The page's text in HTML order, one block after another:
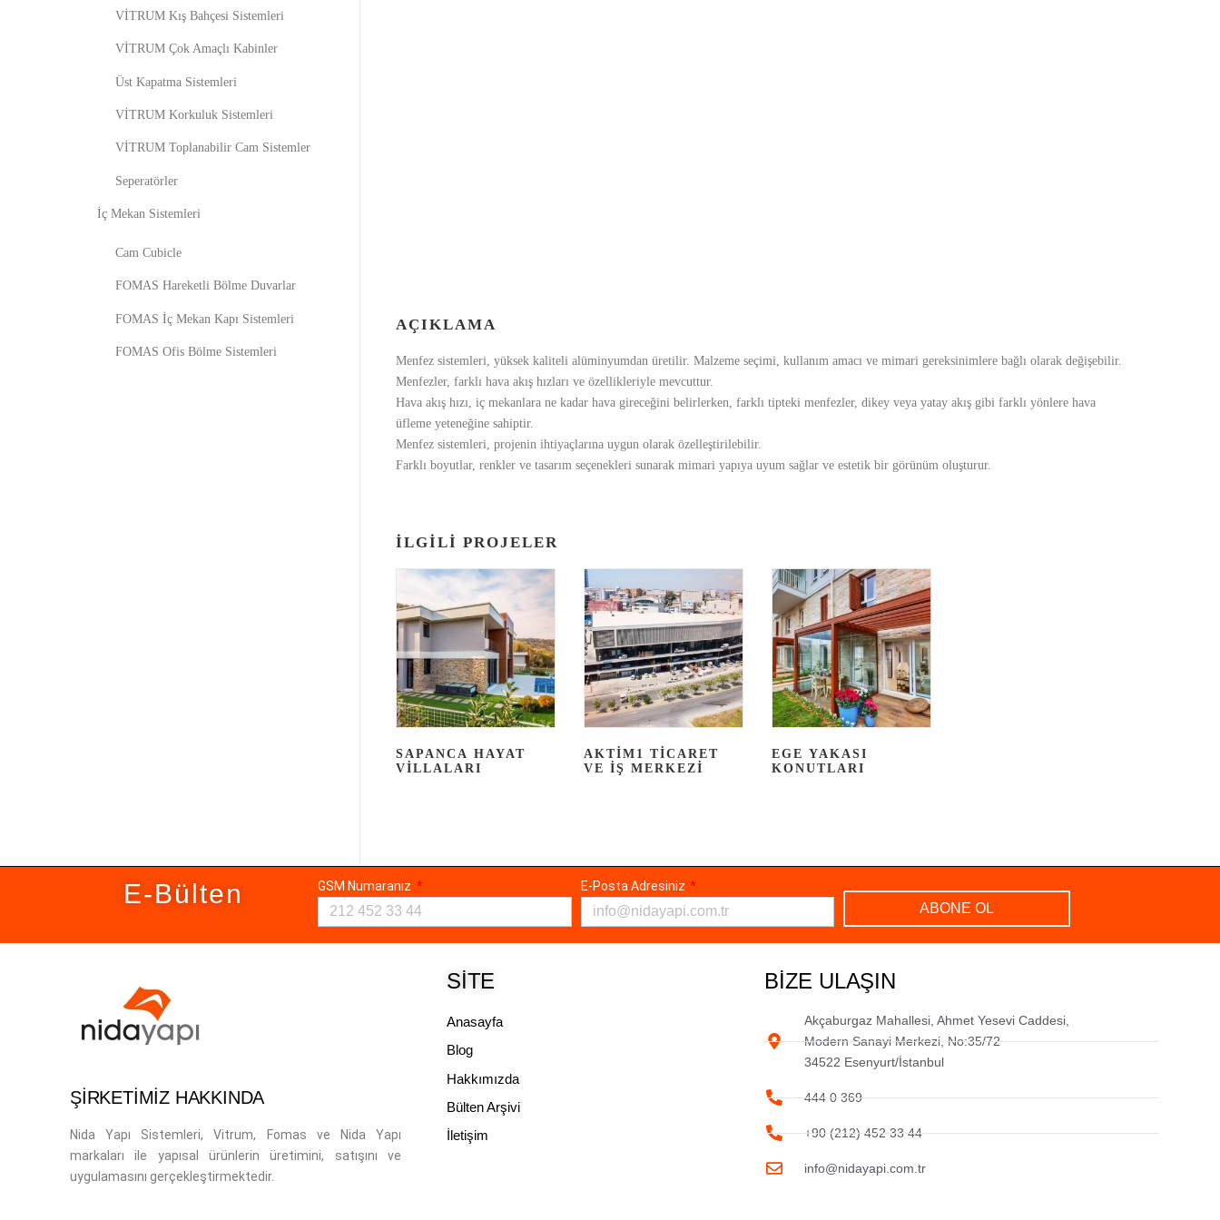
AÇIKLAMA
Menfez sistemleri, yüksek kaliteli alüminyumdan üretilir. Malzeme seçimi, kullanım amacı ve mimari gereksinimlere bağlı olarak değişebilir.
Menfezler, farklı hava akış hızları ve özellikleriyle mevcuttur.
Hava akış hızı, iç mekanlara ne kadar hava gireceğini belirlerken, farklı tipteki menfezler, dikey veya yatay akış gibi farklı yönlere hava
üfleme yeteneğine sahiptir.
Menfez sistemleri, projenin ihtiyaçlarına uygun olarak özelleştirilebilir.
Farklı boyutlar, renkler ve tasarım seçenekleri sunarak mimari yapıya uyum sağlar ve estetik bir görünüm oluşturur.
İLGILI PROJELER
SAPANCA HAYAT
VİLLALARI
AKTİM1 TİCARET
VE İŞ MERKEZİ
EGE YAKASI
KONUTLARI
VİTRUM Kış Bahçesi Sistemleri
VİTRUM Çok Amaçlı Kabinler
Üst Kapatma Sistemleri
VİTRUM Korkuluk Sistemleri
VİTRUM Toplanabilir Cam Sistemler
Seperatörler
İç Mekan Sistemleri
Cam Cubicle
FOMAS Hareketli Bölme Duvarlar
FOMAS İç Mekan Kapı Sistemleri
FOMAS Ofis Bölme Sistemleri
E-Bülten GSM Numaranız E-Posta Adresiniz
ABONE OL
ŞİRKETİMİZ HAKKINDA
Nida Yapı Sistemleri, Vitrum, Fomas ve Nida Yapı
markaları ile yapısal ürünlerin üretimini, satışını ve
uygulamasını gerçekleştirmektedir.
SITE
Anasayfa
Blog
Hakkımızda
Bülten Arşivi
İletişim
BIZE ULAŞIN
Akçaburgaz Mahallesi, Ahmet Yesevi Caddesi,
Modern Sanayi Merkezi, No:35/72
34522 Esenyurt/İstanbul
444 0 369
+90 (212) 452 33 44
info@nidayapi.com.tr